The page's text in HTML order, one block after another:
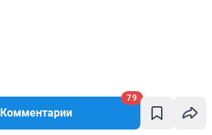
Комментарии
79